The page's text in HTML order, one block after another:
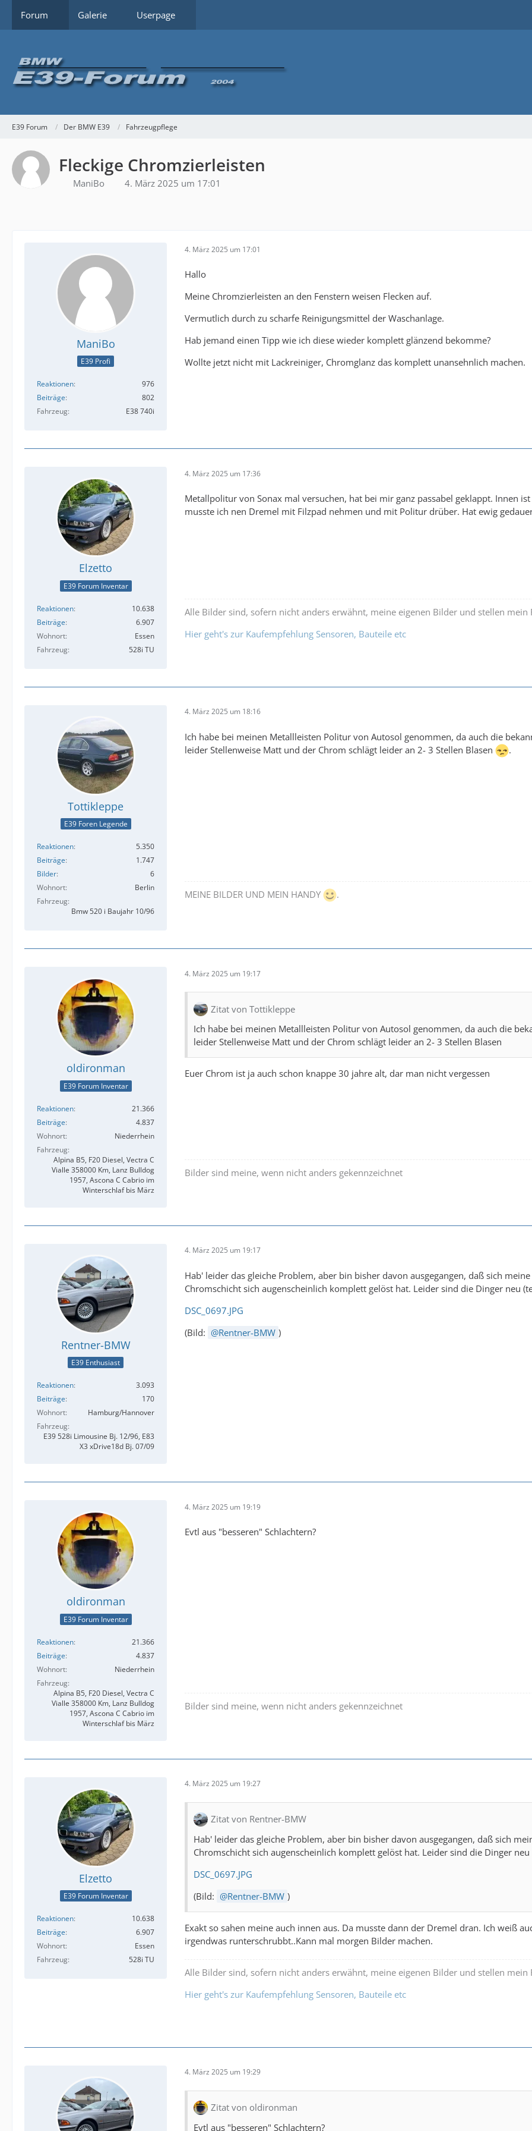
Forum Galerie Userpage
E39 Forum Der BMW E39 Fahrzeugpflege
Fleckige Chromzierleisten
ManiBo 4. März 2025 um 17:01
ManiBo
E39 Profi
Reaktionen
976
Beiträge
802
Fahrzeug
E38 740i
4. März 2025 um 17:01
Hallo
Meine Chromzierleisten an den Fenstern weisen Flecken auf.
Vermutlich durch zu scharfe Reinigungsmittel der Waschanlage.
Hab jemand einen Tipp wie ich diese wieder komplett glänzend bekomme?
Wollte jetzt nicht mit Lackreiniger, Chromglanz das komplett unansehnlich machen.
Elzetto
E39 Forum Inventar
Reaktionen
10.638
Beiträge
6.907
Wohnort
Essen
Fahrzeug
528i TU
4. März 2025 um 17:36
Metallpolitur von Sonax mal versuchen, hat bei mir ganz passabel geklappt. Innen
musste ich nen Dremel mit Filzpad nehmen und mit Politur drüber. Hat ewig
Alle Bilder sind, sofern nicht anders erwähnt, meine eigenen Bilder und stellen mein
Hier geht's zur Kaufempfehlung Sensoren, Bauteile etc
Tottikleppe
E39 Foren Legende
Reaktionen
5.350
Beiträge
1.747
Bilder
6
Wohnort
Berlin
Fahrzeug
Bmw 520 i Baujahr 10/96
4. März 2025 um 18:16
Ich habe bei meinen Metallleisten Politur von Autosol genommen, da auch die
leider Stellenweise Matt und der Chrom schlägt leider an 2- 3 Stellen Blasen
.
MEINE BILDER UND MEIN HANDY .
oldironman
E39 Forum Inventar
Reaktionen
21.366
Beiträge
4.837
Wohnort
Niederrhein
Fahrzeug
Alpina B5, F20 Diesel, Vectra C
Vialle 358000 Km, Lanz Bulldog
1957, Ascona C Cabrio im
Winterschlaf bis März
4. März 2025 um 19:17
Zitat von Tottikleppe
Ich habe bei meinen Metallleisten Politur von Autosol genommen, da auch die
leider Stellenweise Matt und der Chrom schlägt leider an 2- 3 Stellen Blasen
Euer Chrom ist ja auch schon knappe 30 jahre alt, dar man nicht vergessen
Bilder sind meine, wenn nicht anders gekennzeichnet
Rentner-BMW
E39 Enthusiast
Reaktionen
3.093
Beiträge
170
Wohnort
Hamburg/Hannover
Fahrzeug
E39 528i Limousine Bj. 12/96, E83
X3 xDrive18d Bj. 07/09
4. März 2025 um 19:17
Hab' leider das gleiche Problem, aber bin bisher davon ausgegangen, daß sich
Chromschicht sich augenscheinlich komplett gelöst hat. Leider sind die Dinger neu
DSC_0697.JPG
(Bild:
Rentner-BMW )
oldironman
E39 Forum Inventar
Reaktionen
21.366
Beiträge
4.837
Wohnort
Niederrhein
Fahrzeug
Alpina B5, F20 Diesel, Vectra C
Vialle 358000 Km, Lanz Bulldog
1957, Ascona C Cabrio im
Winterschlaf bis März
4. März 2025 um 19:19
Evtl aus "besseren" Schlachtern?
Bilder sind meine, wenn nicht anders gekennzeichnet
Elzetto
E39 Forum Inventar
Reaktionen
10.638
Beiträge
6.907
Wohnort
Essen
Fahrzeug
528i TU
4. März 2025 um 19:27
Zitat von Rentner-BMW
Hab' leider das gleiche Problem, aber bin bisher davon ausgegangen, daß sich
Chromschicht sich augenscheinlich komplett gelöst hat. Leider sind die Dinger
DSC_0697.JPG
(Bild:
Rentner-BMW )
Exakt so sahen meine auch innen aus. Da musste dann der Dremel dran. Ich weiß
irgendwas runterschrubbt..Kann mal morgen Bilder machen.
Alle Bilder sind, sofern nicht anders erwähnt, meine eigenen Bilder und stellen mein
Hier geht's zur Kaufempfehlung Sensoren, Bauteile etc
4. März 2025 um 19:29
Zitat von oldironman
Evtl aus "besseren" Schlachtern?